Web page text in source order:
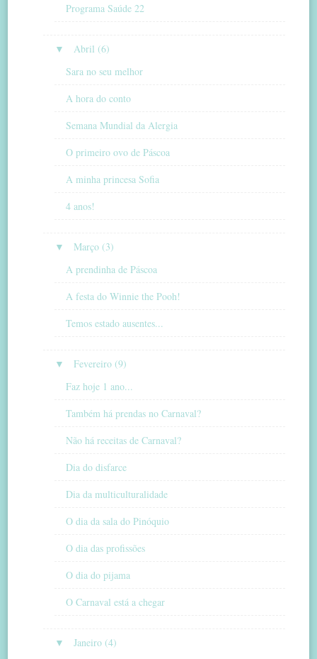
Programa Saúde 22
▼
Abril (6)
Sara no seu melhor
A hora do conto
Semana Mundial da Alergia
O primeiro ovo de Páscoa
A minha princesa Sofia
4 anos!
▼
Março (3)
A prendinha de Páscoa
A festa do Winnie the Pooh!
Temos estado ausentes...
▼
Fevereiro (9)
Faz hoje 1 ano...
Também há prendas no Carnaval?
Não há receitas de Carnaval?
Dia do disfarce
Dia da multiculturalidade
O dia da sala do Pinóquio
O dia das profissões
O dia do pijama
O Carnaval está a chegar
▼
Janeiro (4)